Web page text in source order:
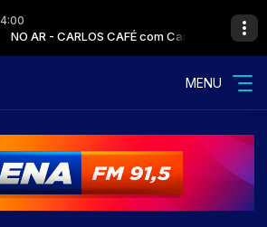
NO AR - CARLOS CAFÉ com Carlos Café
JON BON JOVI - BLAZE OF GLORY
MENU